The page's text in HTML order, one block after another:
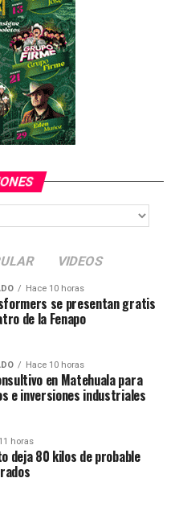
VIDEOS
Hace 10 horas
se presentan gratis
de la Fenapo
Hace 10 horas
en Matehuala para
e inversiones industriales
horas
deja 80 kilos de probable